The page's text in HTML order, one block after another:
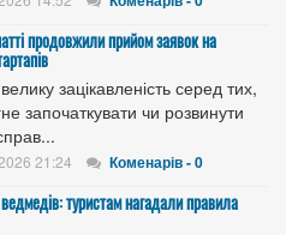
продовжили прийом заявок на
зацікавленість серед тих,
започаткувати чи розвинути
21:24 Коменарів - 0
туристам нагадали правила